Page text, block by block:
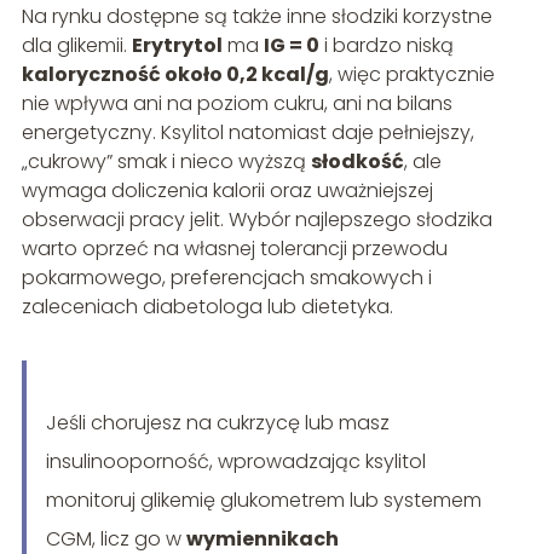
Na rynku dostępne są także inne słodziki korzystne
dla glikemii. Erytrytol ma IG = 0 i bardzo niską
kaloryczność około 0,2 kcal/g, więc praktycznie
nie wpływa ani na poziom cukru, ani na bilans
energetyczny. Ksylitol natomiast daje pełniejszy,
„cukrowy” smak i nieco wyższą słodkość, ale
wymaga doliczenia kalorii oraz uważniejszej
obserwacji pracy jelit. Wybór najlepszego słodzika
warto oprzeć na własnej tolerancji przewodu
pokarmowego, preferencjach smakowych i
zaleceniach diabetologa lub dietetyka.
Jeśli chorujesz na cukrzycę lub masz
insulinooporność, wprowadzając ksylitol
monitoruj glikemię glukometrem lub systemem
CGM, licz go wwymiennikach